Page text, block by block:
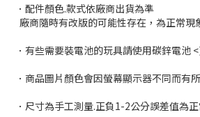
．配件顏色.款式依廠商出貨為準
廠商隨時有改版的可能性存在，為正常現
．有些需要裝電池的玩具請使用碳鋅電池
．商品圖片顏色會因螢幕顯示器不同而有
．尺寸為手工測量.正負1-2公分誤差值為